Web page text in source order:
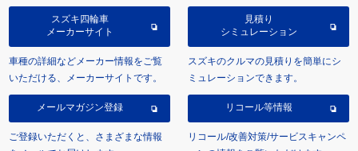
スズキ四輪車
メーカーサイト
車種の詳細などメーカー情報をご覧
いただける、メーカーサイトです。
見積り
シミュレーション
スズキのクルマの見積りを簡単にシ
ミュレーションできます。
メールマガジン登録
ご登録いただくと、さまざまな情報
リコール等情報
リコール/改善対策/サービスキャンペ